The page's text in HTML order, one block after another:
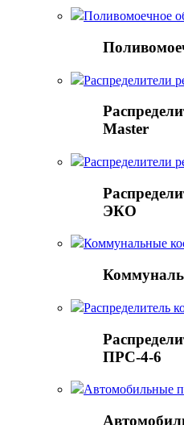
Поливомоечное
Распределители
Master
Распределители
ЭКО
Коммунальные
Распределитель
ПРС-4-6
Автомобильные